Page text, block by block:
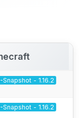
Snapshot - 1.16.2
Snapshot - 1.16.2